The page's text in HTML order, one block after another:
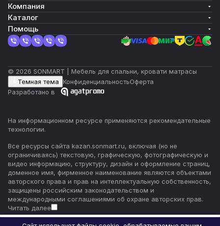
Компания
Каталог
Помощь
© 2026 SONMART | Мебель для спальни, кровати матрасы
Темная тема
КонфиденциальностьОферта
Разработано в
На информационном ресурсе применяются рекомендательные
технологии.
Все ресурсы сайта kazan.sonmart.ru, включая (но не
ограничиваясь) текстовую, графическую, фотографическую и
видео информацию, структуру, дизайн и оформление страниц,
доменное имя, фирменное наименование являются объектами
авторского права и прав на интеллектуальную собственность,
защищены российским законодательством и
международными соглашениями об охране авторских прав.
Читать далее